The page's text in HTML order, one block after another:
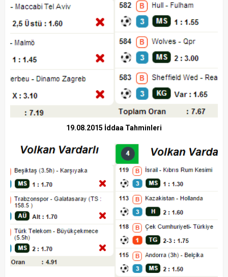
19.08.2015 İddaa Tahminleri